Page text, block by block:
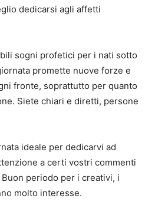
dedicarsi agli affetti
sogni profetici per i nati sotto
promette nuove forze e
fronte, soprattutto per quanto
Siete chiari e diretti, persone
ideale per dedicarvi ad
a certi vostri commenti
periodo per i creativi, i
molto interesse.